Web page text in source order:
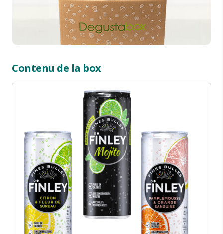
Contenu de la box